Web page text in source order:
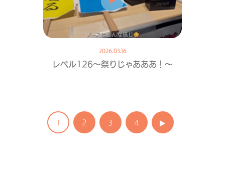
2026.03.16
レベル126〜祭りじゃあああ！〜
1 2 3 4